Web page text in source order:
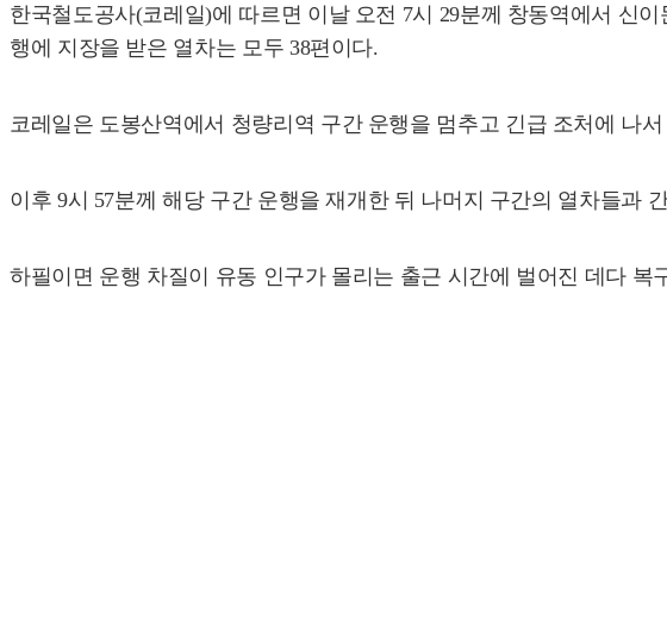
한국철도공사(코레일)에 따르면 이날 오전 7시 29분께 창동역에서 신
행에 지장을 받은 열차는 모두 38편이다.
코레일은 도봉산역에서 청량리역 구간 운행을 멈추고 긴급 조처에 나
이후 9시 57분께 해당 구간 운행을 재개한 뒤 나머지 구간의 열차들과
하필이면 운행 차질이 유동 인구가 몰리는 출근 시간에 벌어진 데다